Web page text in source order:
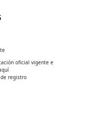
oficial vigente e
registro